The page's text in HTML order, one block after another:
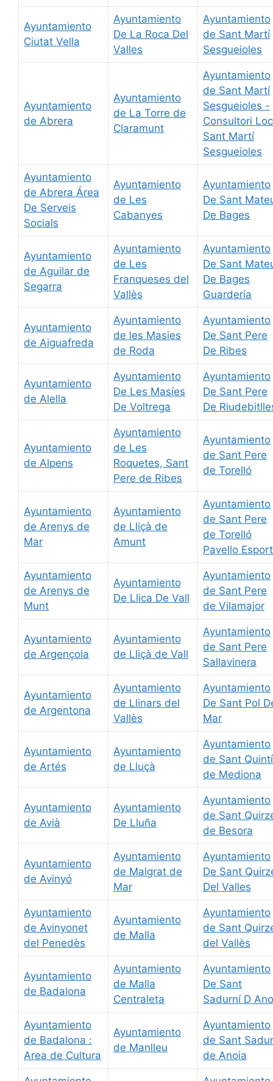
Ayuntamiento
Ciutat Vella
Ayuntamiento
De La Roca Del
Valles
Ayuntamiento
de Sant Martí
Sesgueioles
Ayuntamiento
de Abrera
Ayuntamiento
de La Torre de
Claramunt
Ayuntamiento
de Sant Martí
Sesgueioles -
Consultori
Sant Martí
Sesgueioles
Ayuntamiento
de Abrera Área
De Serveis
Socials
Ayuntamiento
de Les
Cabanyes
Ayuntamiento
De Sant
De Bages
Ayuntamiento
de Aguilar de
Segarra
Ayuntamiento
de Les
Franqueses del
Vallès
Ayuntamiento
De Sant
De Bages
Guardería
Ayuntamiento
de Aiguafreda
Ayuntamiento
de les Masies
de Roda
Ayuntamiento
De Sant Pere
De Ribes
Ayuntamiento
de Alella
Ayuntamiento
De Les Masíes
De Voltrega
Ayuntamiento
De Sant Pere
De
Ayuntamiento
de Alpens
Ayuntamiento
de Les
Roquetes, Sant
Pere de Ribes
Ayuntamiento
de Sant Pere
de Torelló
Ayuntamiento
de Arenys de
Mar
Ayuntamiento
de Lliçà de
Amunt
Ayuntamiento
de Sant Pere
de Torelló
Pavello
Ayuntamiento
de Arenys de
Munt
Ayuntamiento
De Llica De Vall
Ayuntamiento
de Sant Pere
de Vilamajor
Ayuntamiento
de Argençola
Ayuntamiento
de Lliçà de Vall
Ayuntamiento
de Sant Pere
Sallavinera
Ayuntamiento
de Argentona
Ayuntamiento
de Llinars del
Vallès
Ayuntamiento
De Sant Pol
Mar
Ayuntamiento
de Artés
Ayuntamiento
de Lluçà
Ayuntamiento
de Sant Quintí
de Mediona
Ayuntamiento
de Avià
Ayuntamiento
De Lluña
Ayuntamiento
de Sant
de Besora
Ayuntamiento
de Avinyó
Ayuntamiento
de Malgrat de
Mar
Ayuntamiento
De Sant
Del Valles
Ayuntamiento
de Avinyonet
del Penedès
Ayuntamiento
de Malla
Ayuntamiento
de Sant
del Vallès
Ayuntamiento
de Badalona
Ayuntamiento
de Malla
Centraleta
Ayuntamiento
De Sant
Sadurní D
Ayuntamiento
de Badalona :
Area de Cultura
Ayuntamiento
de Manlleu
Ayuntamiento
de Sant
de Anoia